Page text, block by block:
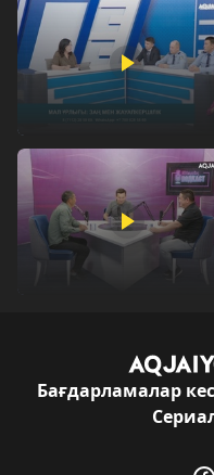
Бағдарламалар